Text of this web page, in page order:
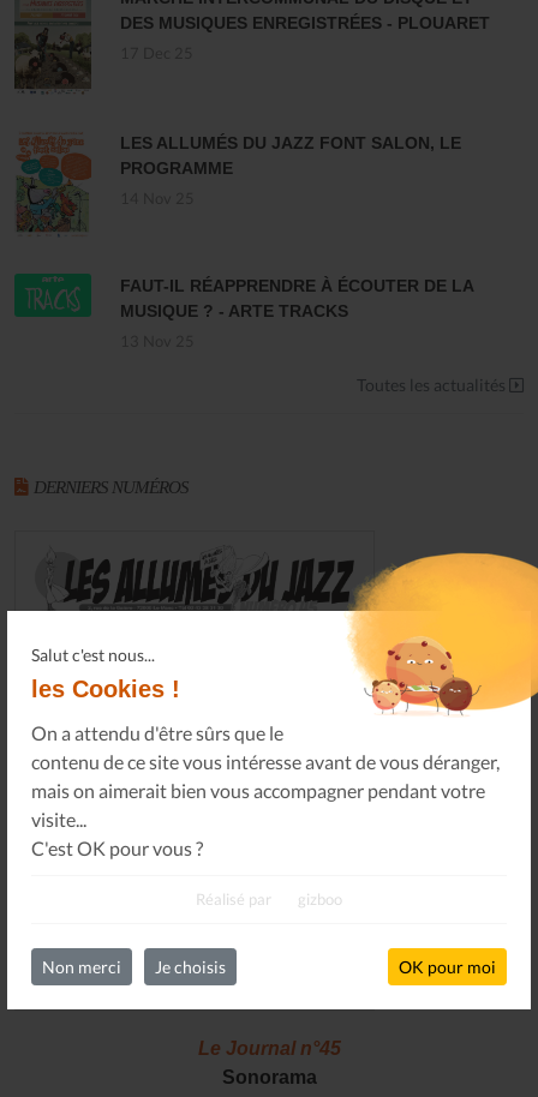
Salut c'est nous...
les Cookies !
On a attendu d'être sûrs que le
contenu de ce site vous intéresse avant de vous déranger,
mais on aimerait bien vous accompagner pendant votre
visite...
C'est OK pour vous ?
Réalisé par gizboo
Non merci Je choisis OK pour moi
DES MUSIQUES ENREGISTRÉES - PLOUARET
LES ALLUMÉS DU JAZZ FONT SALON, LE
PROGRAMME
FAUT-IL RÉAPPRENDRE À ÉCOUTER DE LA
MUSIQUE ? - ARTE TRACKS
Toutes les actualités
DERNIERS NUMÉROS
Le Journal n°45
Sonorama